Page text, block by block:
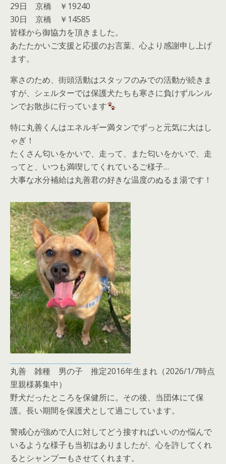
29日 京橋 ￥19240
30日 京橋 ￥14585
皆様から御協力を頂きました。
あたたかいご支援と応援のお言葉、心より感謝申し上げ
ます。
寒さのため、街頭活動はスタッフのみでの活動が続きま
すが、シェルターでは保護犬たちも寒さに負けずルンル
ンでお散歩に行っています
特に丸善くんはエネルギー満タンでずっと元気に大はし
ゃぎ！
たくさん匂いをかいで、走って、また匂いをかいで、走
ってと、いつも満喫してくれているご様子…
大事な水分補給は丸善君の好きな温度のぬるま湯です！
丸善 雑種 男の子 推定2016年生まれ（2026/1/7時点
里親様募集中）
野犬だったところを保健所に。その後、当団体にて保
護。長い期間を保護犬として過ごしています。
警戒心が強めで人に対してどう接すればいいのか悩んで
いるような様子も当初はありましたが、心を許してくれ
るとシャンプーもさせてくれます。